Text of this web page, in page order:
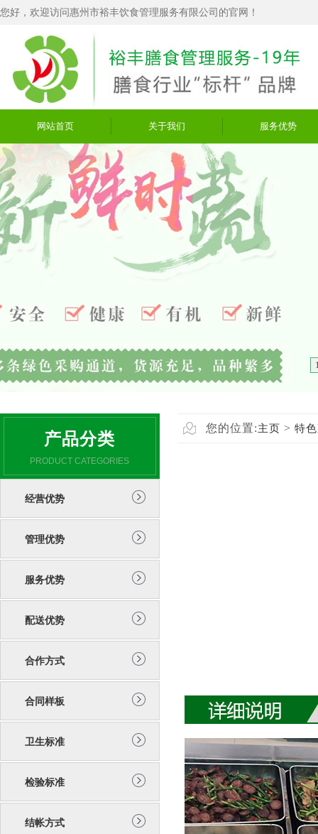
您好，欢迎访问惠州市裕丰饮食管理服务有限公司的官网！
网站首页 关于我们 服务优势
产品分类
PRODUCT CATEGORIES
经营优势
管理优势
服务优势
配送优势
合作方式
合同样板
卫生标准
检验标准
结帐方式
您的位置:主页 > 特